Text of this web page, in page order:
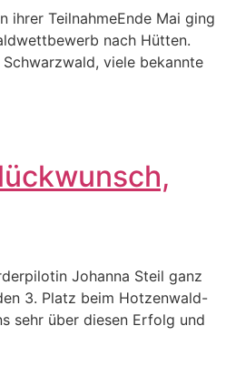
ihrer TeilnahmeEnde Mai ging
nach Hütten.
viele bekannte
Johanna Steil ganz
3. Platz beim Hotzenwald-
sehr über diesen Erfolg und